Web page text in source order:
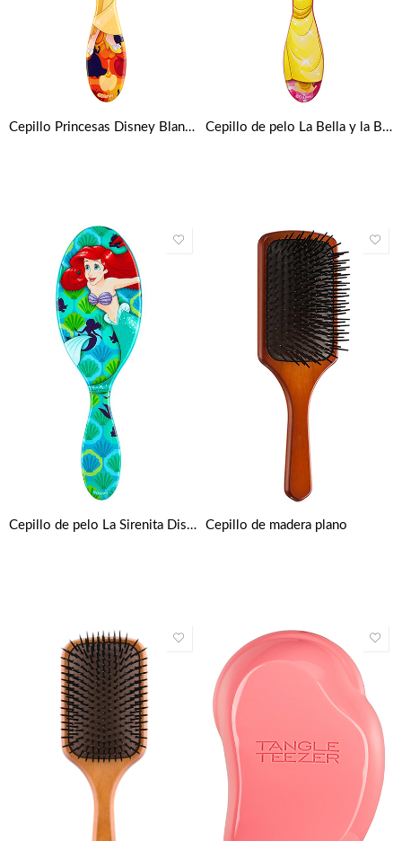
Cepillo Princesas Disney Blanca Nieves Wet Brush Cepillo de pelo La Bella y la Bestia Disney – Rosa y amarillo
Cepillo de pelo La Sirenita Disney – Azul y verde Cepillo de madera plano